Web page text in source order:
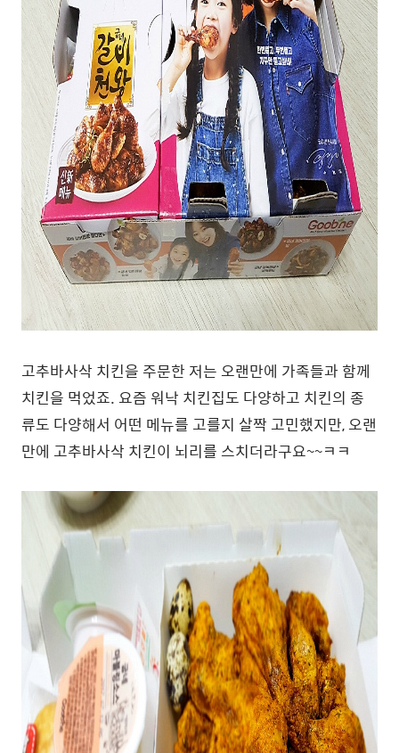
고추바사삭 치킨을 주문한 저는 오랜만에 가족들과 함께
치킨을 먹었죠. 요즘 워낙 치킨집도 다양하고 치킨의 종
류도 다양해서 어떤 메뉴를 고를지 살짝 고민했지만, 오랜
만에 고추바사삭 치킨이 뇌리를 스치더라구요~~ㅋㅋ